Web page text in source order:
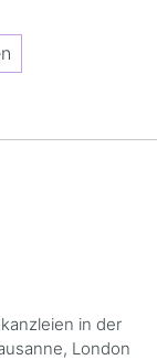
in der
London